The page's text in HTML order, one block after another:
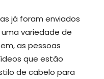
já foram enviados
variedade de
as pessoas
que estão
de cabelo para